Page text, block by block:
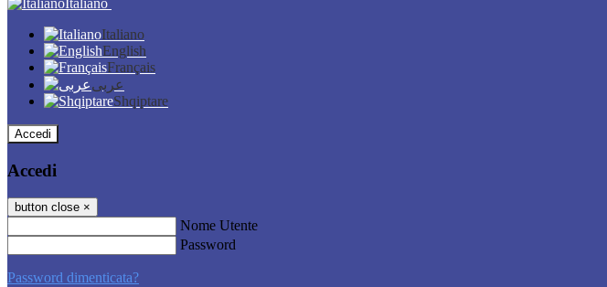
Italiano
Italiano
English
Français
عربى
Shqiptare
Accedi
Accedi
button close ×
Nome Utente
Password
Password dimenticata?